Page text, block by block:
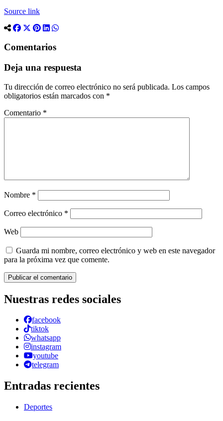
Source link
Comentarios
Deja una respuesta
Tu dirección de correo electrónico no será publicada. Los campos
obligatorios están marcados con *
Comentario *
Nombre *
Correo electrónico *
Web
Guarda mi nombre, correo electrónico y web en este navegador
para la próxima vez que comente.
Nuestras redes sociales
facebook
tiktok
whatsapp
instagram
youtube
telegram
Entradas recientes
Deportes